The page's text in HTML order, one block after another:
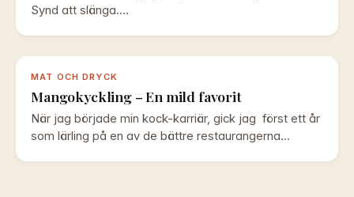
Synd att slänga.…
MAT OCH DRYCK
Mangokyckling – En mild favorit
När jag började min kock-karriär, gick jag först ett år
som lärling på en av de bättre restaurangerna…